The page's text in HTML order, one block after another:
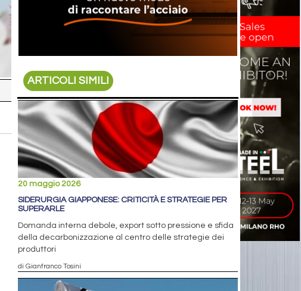
ARTICOLI SIMILI
20 maggio 2026
SIDERURGIA GIAPPONESE: CRITICITÀ E STRATEGIE PER
SUPERARLE
Domanda interna debole, export sotto pressione e sfida
della decarbonizzazione al centro delle strategie dei
produttori
di Gianfranco Tosini